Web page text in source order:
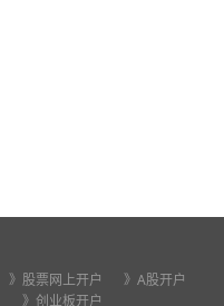
》股票网上开户
》A股开户
》创业板开户